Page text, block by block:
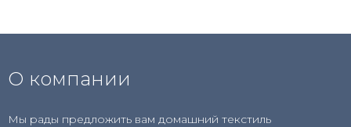
О компании
Мы рады предложить вам домашний текстиль